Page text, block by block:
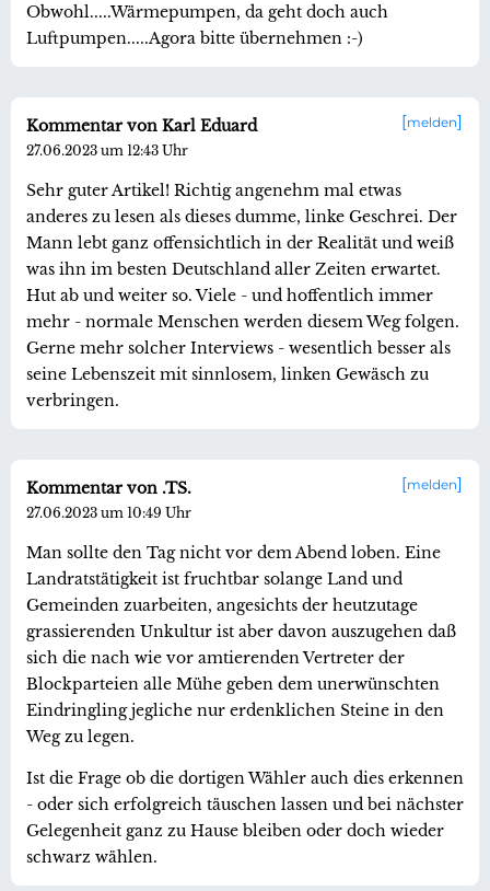
Obwohl.....Wärmepumpen, da geht doch auch
Luftpumpen.....Agora bitte übernehmen :-)
melden
Kommentar von Karl Eduard
27.06.2023 um 12:43 Uhr
Sehr guter Artikel! Richtig angenehm mal etwas
anderes zu lesen als dieses dumme, linke Geschrei. Der
Mann lebt ganz offensichtlich in der Realität und weiß
was ihn im besten Deutschland aller Zeiten erwartet.
Hut ab und weiter so. Viele - und hoffentlich immer
mehr - normale Menschen werden diesem Weg folgen.
Gerne mehr solcher Interviews - wesentlich besser als
seine Lebenszeit mit sinnlosem, linken Gewäsch zu
verbringen.
melden
Kommentar von .TS.
27.06.2023 um 10:49 Uhr
Man sollte den Tag nicht vor dem Abend loben. Eine
Landratstätigkeit ist fruchtbar solange Land und
Gemeinden zuarbeiten, angesichts der heutzutage
grassierenden Unkultur ist aber davon auszugehen daß
sich die nach wie vor amtierenden Vertreter der
Blockparteien alle Mühe geben dem unerwünschten
Eindringling jegliche nur erdenklichen Steine in den
Weg zu legen.
Ist die Frage ob die dortigen Wähler auch dies erkennen
- oder sich erfolgreich täuschen lassen und bei nächster
Gelegenheit ganz zu Hause bleiben oder doch wieder
schwarz wählen.